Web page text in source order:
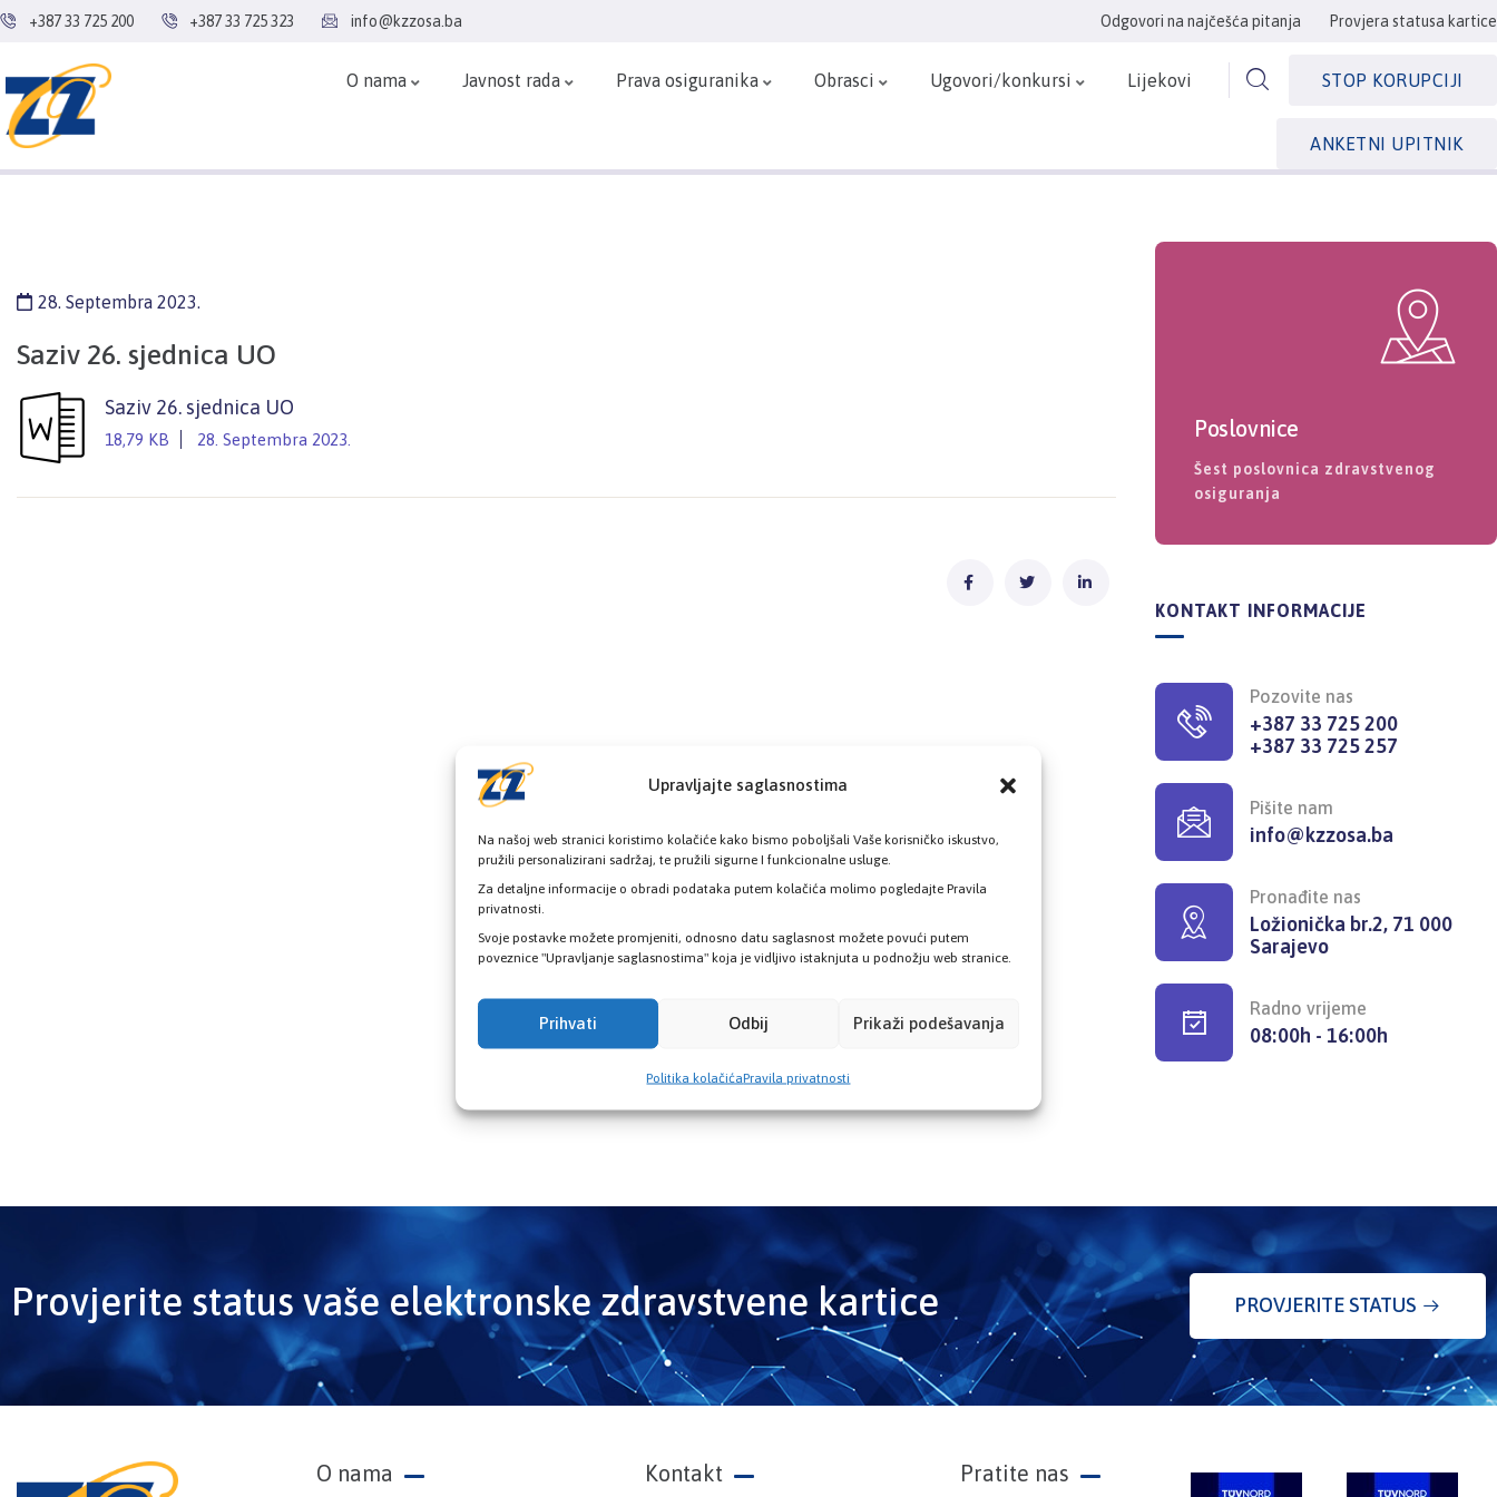
Upravljajte saglasnostima
Na našoj web stranici koristimo kolačiće kako bismo poboljšali Vaše korisničko iskustvo,
pružili personalizirani sadržaj, te pružili sigurne I funkcionalne usluge.
Za detaljne informacije o obradi podataka putem kolačića molimo pogledajte Pravila
privatnosti.
Svoje postavke možete promjeniti, odnosno datu saglasnost možete povući putem
poveznice "Upravljanje saglasnostima" koja je vidljivo istaknjuta u podnožju web stranice.
Prihvati Odbij Prikaži podešavanja
Politika kolačićaPravila privatnosti
+387 33 725 200 +387 33 725 323 info@kzzosa.ba Odgovori na najčešća pitanja Provjera statusa kartice
O nama Javnost rada Prava osiguranika Obrasci Ugovori/konkursi Lijekovi STOP KORUPCIJI
ANKETNI UPITNIK
28. Septembra 2023.
Saziv 26. sjednica UO
Saziv 26. sjednica UO
18,79 KB 28. Septembra 2023. Poslovnice
Šest poslovnica zdravstvenog
osiguranja
KONTAKT INFORMACIJE
Pozovite nas
+387 33 725 200
+387 33 725 257
Pišite nam
info@kzzosa.ba
Pronađite nas
Ložionička br.2, 71 000
Sarajevo
Radno vrijeme
08:00h - 16:00h
Provjerite status vaše elektronske zdravstvene kartice PROVJERITE STATUS
O nama Kontakt Pratite nas